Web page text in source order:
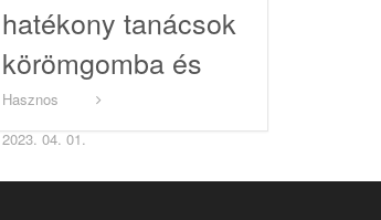
hatékony tanácsok
körömgomba és
mitesszerek ellen
Hasznos
2023. 04. 01.